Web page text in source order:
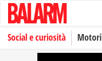
Social e curiosità Motori